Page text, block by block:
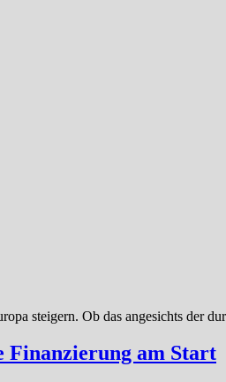
steigern. Ob das angesichts der
Finanzierung am Start